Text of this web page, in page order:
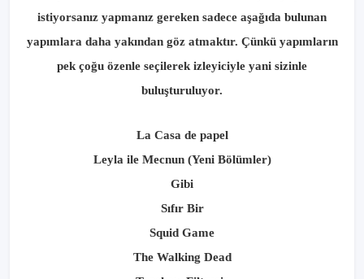
istiyorsanız yapmanız gereken sadece aşağıda bulunan
yapımlara daha yakından göz atmaktır. Çünkü yapımların
pek çoğu özenle seçilerek izleyiciyle yani sizinle
buluşturuluyor.
La Casa de papel
Leyla ile Mecnun (Yeni Bölümler)
Gibi
Sıfır Bir
Squid Game
The Walking Dead